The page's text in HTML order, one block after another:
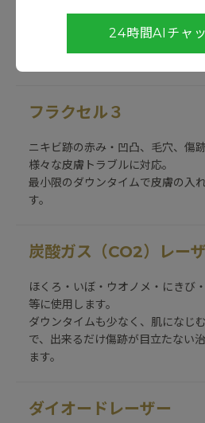
能を回復し肌質がよくなり健康な
また不要な毛細血管を分解する作
フラクセル３
ニキビ跡の赤み・凹凸、毛穴、傷
様々な皮膚トラブルに対応。
最小限のダウンタイムで皮膚の入
す。
炭酸ガス（CO2）レー
ほくろ・いぼ・ウオノメ・にきび
等に使用します。
ダウンタイムも少なく、肌になじ
で、出来るだけ傷跡が目立たない
ます。
ダイオードレーザー
24時間AIチャ